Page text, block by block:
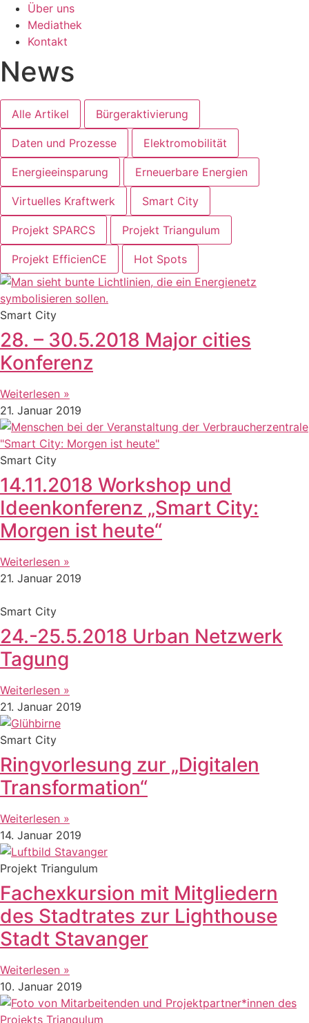
Über uns
Mediathek
Kontakt
News
Alle Artikel Bürgeraktivierung
Daten und Prozesse Elektromobilität
Energieeinsparung Erneuerbare Energien
Virtuelles Kraftwerk Smart City
Projekt SPARCS Projekt Triangulum
Projekt EfficienCE Hot Spots
Smart City
28. – 30.5.2018 Major cities
Konferenz
Weiterlesen »
21. Januar 2019
Smart City
14.11.2018 Workshop und
Ideenkonferenz „Smart City:
Morgen ist heute“
Weiterlesen »
21. Januar 2019
Smart City
24.-25.5.2018 Urban Netzwerk
Tagung
Weiterlesen »
21. Januar 2019
Smart City
Ringvorlesung zur „Digitalen
Transformation“
Weiterlesen »
14. Januar 2019
Projekt Triangulum
Fachexkursion mit Mitgliedern
des Stadtrates zur Lighthouse
Stadt Stavanger
Weiterlesen »
10. Januar 2019